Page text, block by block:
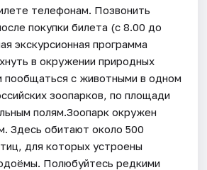
телефонам. Позвонить
покупки билета (с 8.00 до
экскурсионная программа
в окружении природных
пообщаться с животными в одном
зоопарков, по площади
полям.Зоопарк окружен
Здесь обитают около 500
для которых устроены
Полюбуйтесь редкими